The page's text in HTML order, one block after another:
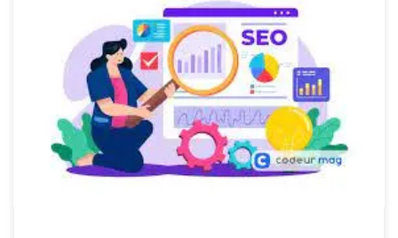
Optimisation de Référencement : Améliorez la Visibilité de Votre
Site Web Optimisation de Référencement : Améliorez la Visibilité
de Votre Site Web L’optimisation de référencement, également
connue sous le nom de SEO (Search Engine Optimization), est un
élément essentiel pour améliorer la visibilité et le classement de
votre site web […]